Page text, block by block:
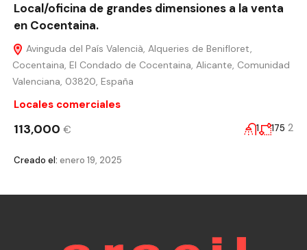
Local/oficina de grandes dimensiones a la venta
en Cocentaina.
Avinguda del País Valencià, Alqueries de Benifloret,
Cocentaina, El Condado de Cocentaina, Alicante, Comunidad
Valenciana, 03820, España
Locales comerciales
113,000 € 1 175 2
Creado el: enero 19, 2025